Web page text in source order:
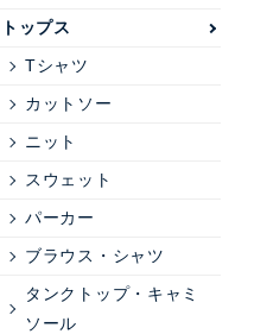
トップス
Tシャツ
カットソー
ニット
スウェット
パーカー
ブラウス・シャツ
タンクトップ・キャミ
ソール